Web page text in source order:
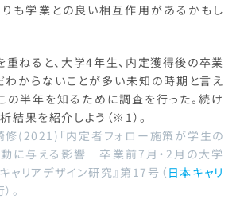
りも学業との良い相互作用があるかもし
ねると、大学4年生、内定獲得後の卒業
わからないことが多い未知の時期と言え
の半年を知るために調査を行った。続け
結果を紹介しよう（※1）。
(2021)「内定者フォロー施策が学生の
に与える影響―卒業前7月・2月の大学
ャリアデザイン研究』第17号（ 日本キャリ
。